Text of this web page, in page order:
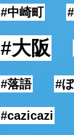
#中崎町
#大阪
#落語 #
#cazicazi